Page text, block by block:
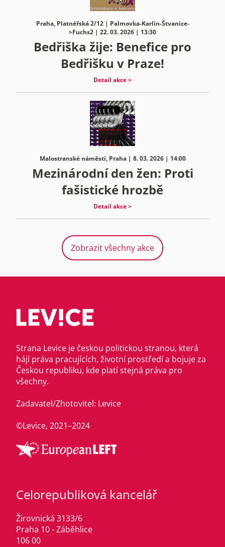
Praha, Platnéřská 2/12 | Palmovka-Karlín-Štvanice-
>Fuchs2 | 22. 03. 2026 | 13:30
Bedřiška žije: Benefice pro
Bedřišku v Praze!
Detail akce >
Malostranské náměstí, Praha | 8. 03. 2026 | 14:00
Mezinárodní den žen: Proti
fašistické hrozbě
Detail akce >
Zobrazit všechny akce
Strana Levice je českou politickou stranou, která
hájí práva pracujících, životní prostředí a bojuje za
Českou republiku, kde platí stejná práva pro
všechny.
Zadavatel/Zhotovitel: Levice
©Levice, 2021–2024
Celorepubliková kancelář
Žirovnická 3133/6
Praha 10 - Záběhlice
106 00